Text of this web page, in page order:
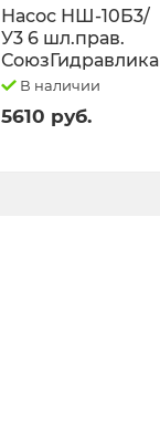
Насос НШ-10Б3/
У3 6 шл.прав.
СоюзГидравлика
В наличии
5610 руб.